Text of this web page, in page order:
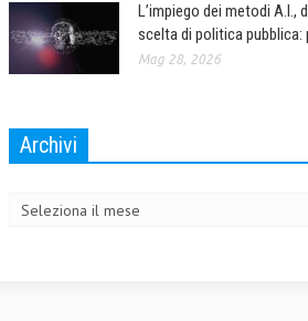
L’impiego dei metodi
scelta di politica
Mag 28, 2026
Archivi